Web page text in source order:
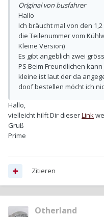
Original von busfahrer
Hallo
Ich bräucht mal von den
die Teilenummer vom
Kleine Version)
Es gibt angeblich zwei
PS Beim Freundlichen
kleine ist laut der da
doof bestellen möcht ich
Hallo,
vielleicht hilft Dir dieserLink
Gruß
Prime
Zitieren
Otherland